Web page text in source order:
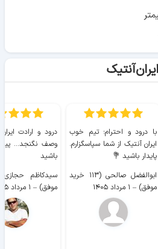
با درود و احترام؛ تیم خوب
ایران آنتیک از شما سپاسگزارم.
پایدار باشید 💐
ابوالفضل صالحی (۱۱۳ خرید
موفق) – ۱ مرداد ۱۴۰۵
درود و ارادت
وصف نگنجد...
باشید
موفق) – ۱ مرداد ۱۴۰۵